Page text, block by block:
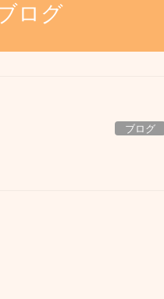
ログ
ブログ